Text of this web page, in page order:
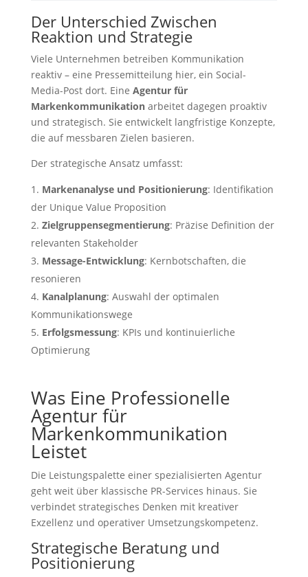
Der Unterschied Zwischen
Reaktion und Strategie
Viele Unternehmen betreiben Kommunikation
reaktiv – eine Pressemitteilung hier, ein Social-
Media-Post dort. Eine Agentur für
Markenkommunikationarbeitet dagegen proaktiv
und strategisch. Sie entwickelt langfristige Konzepte,
die auf messbaren Zielen basieren.
Der strategische Ansatz umfasst:
Markenanalyse und Positionierung: Identifikation
der Unique Value Proposition
Zielgruppensegmentierung: Präzise Definition der
relevanten Stakeholder
Message-Entwicklung: Kernbotschaften, die
resonieren
Kanalplanung: Auswahl der optimalen
Kommunikationswege
Erfolgsmessung: KPIs und kontinuierliche
Optimierung
Was Eine Professionelle
Agentur für
Markenkommunikation
Leistet
Die Leistungspalette einer spezialisierten Agentur
geht weit über klassische PR-Services hinaus. Sie
verbindet strategisches Denken mit kreativer
Exzellenz und operativer Umsetzungskompetenz.
Strategische Beratung und
Positionierung